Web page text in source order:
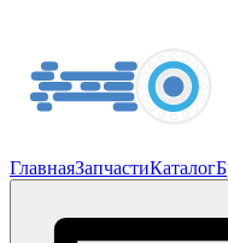
ГлавнаяЗапчастиКаталог